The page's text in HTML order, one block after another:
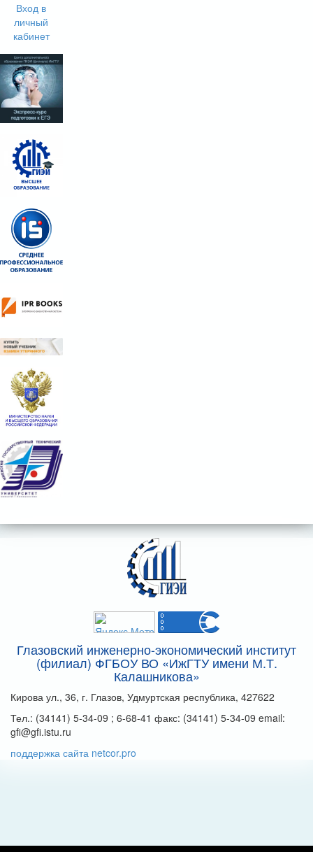
Вход в
личный
кабинет
Глазовский инженерно-экономический институт
(филиал) ФГБОУ ВО «ИжГТУ имени М.Т.
Калашникова»
Кирова ул., 36, г. Глазов, Удмуртская республика, 427622
Тел.: (34141) 5-34-09 ; 6-68-41 факс: (34141) 5-34-09 email:
gfi@gfi.istu.ru
поддержка сайта netcor.pro